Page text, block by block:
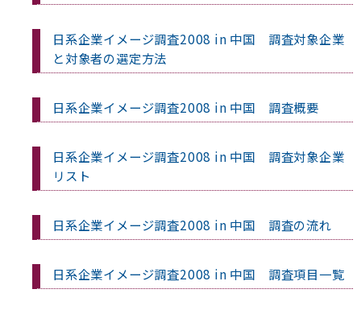
日系企業イメージ調査2008 in 中国 調査対象企業
と対象者の選定方法
日系企業イメージ調査2008 in 中国 調査概要
日系企業イメージ調査2008 in 中国 調査対象企業
リスト
日系企業イメージ調査2008 in 中国 調査の流れ
日系企業イメージ調査2008 in 中国 調査項目一覧